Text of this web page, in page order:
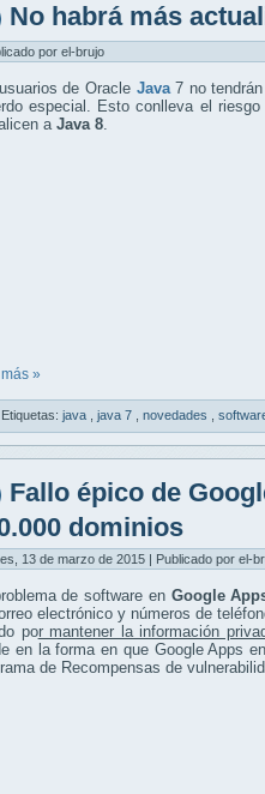
No habrá más
por el-brujo
de Oracle Java7 no tendrán
especial. Esto conlleva el
aJava 8.
»
Etiquetas: java java 7 novedades
Fallo épico de
dominios
13 de marzo de 2015 | Publicado por el-
de software en Google
electrónico y números de
por mantener la información
en la forma en que Google Apps
de Recompensas de